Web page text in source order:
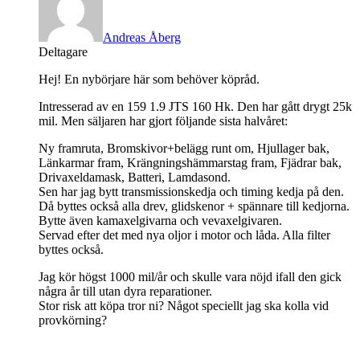
Andreas Åberg
Deltagare
Hej! En nybörjare här som behöver köpråd.
Intresserad av en 159 1.9 JTS 160 Hk. Den har gått drygt 25k
mil. Men säljaren har gjort följande sista halvåret:
Ny framruta, Bromskivor+belägg runt om, Hjullager bak,
Länkarmar fram, Krängningshämmarstag fram, Fjädrar bak,
Drivaxeldamask, Batteri, Lamdasond.
Sen har jag bytt transmissionskedja och timing kedja på den.
Då byttes också alla drev, glidskenor + spännare till kedjorna.
Bytte även kamaxelgivarna och vevaxelgivaren.
Servad efter det med nya oljor i motor och låda. Alla filter
byttes också.
Jag kör högst 1000 mil/år och skulle vara nöjd ifall den gick
några år till utan dyra reparationer.
Stor risk att köpa tror ni? Något speciellt jag ska kolla vid
provkörning?